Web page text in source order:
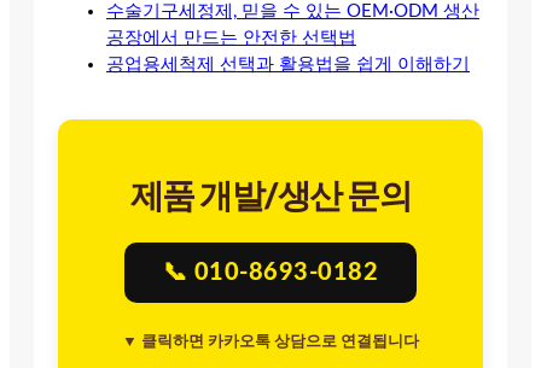
수술기구세정제, 믿을 수 있는 OEM·ODM 생산
공장에서 만드는 안전한 선택법
공업용세척제 선택과 활용법을 쉽게 이해하기
제품 개발/생산 문의
📞 010-8693-0182
▼ 클릭하면 카카오톡 상담으로 연결됩니다